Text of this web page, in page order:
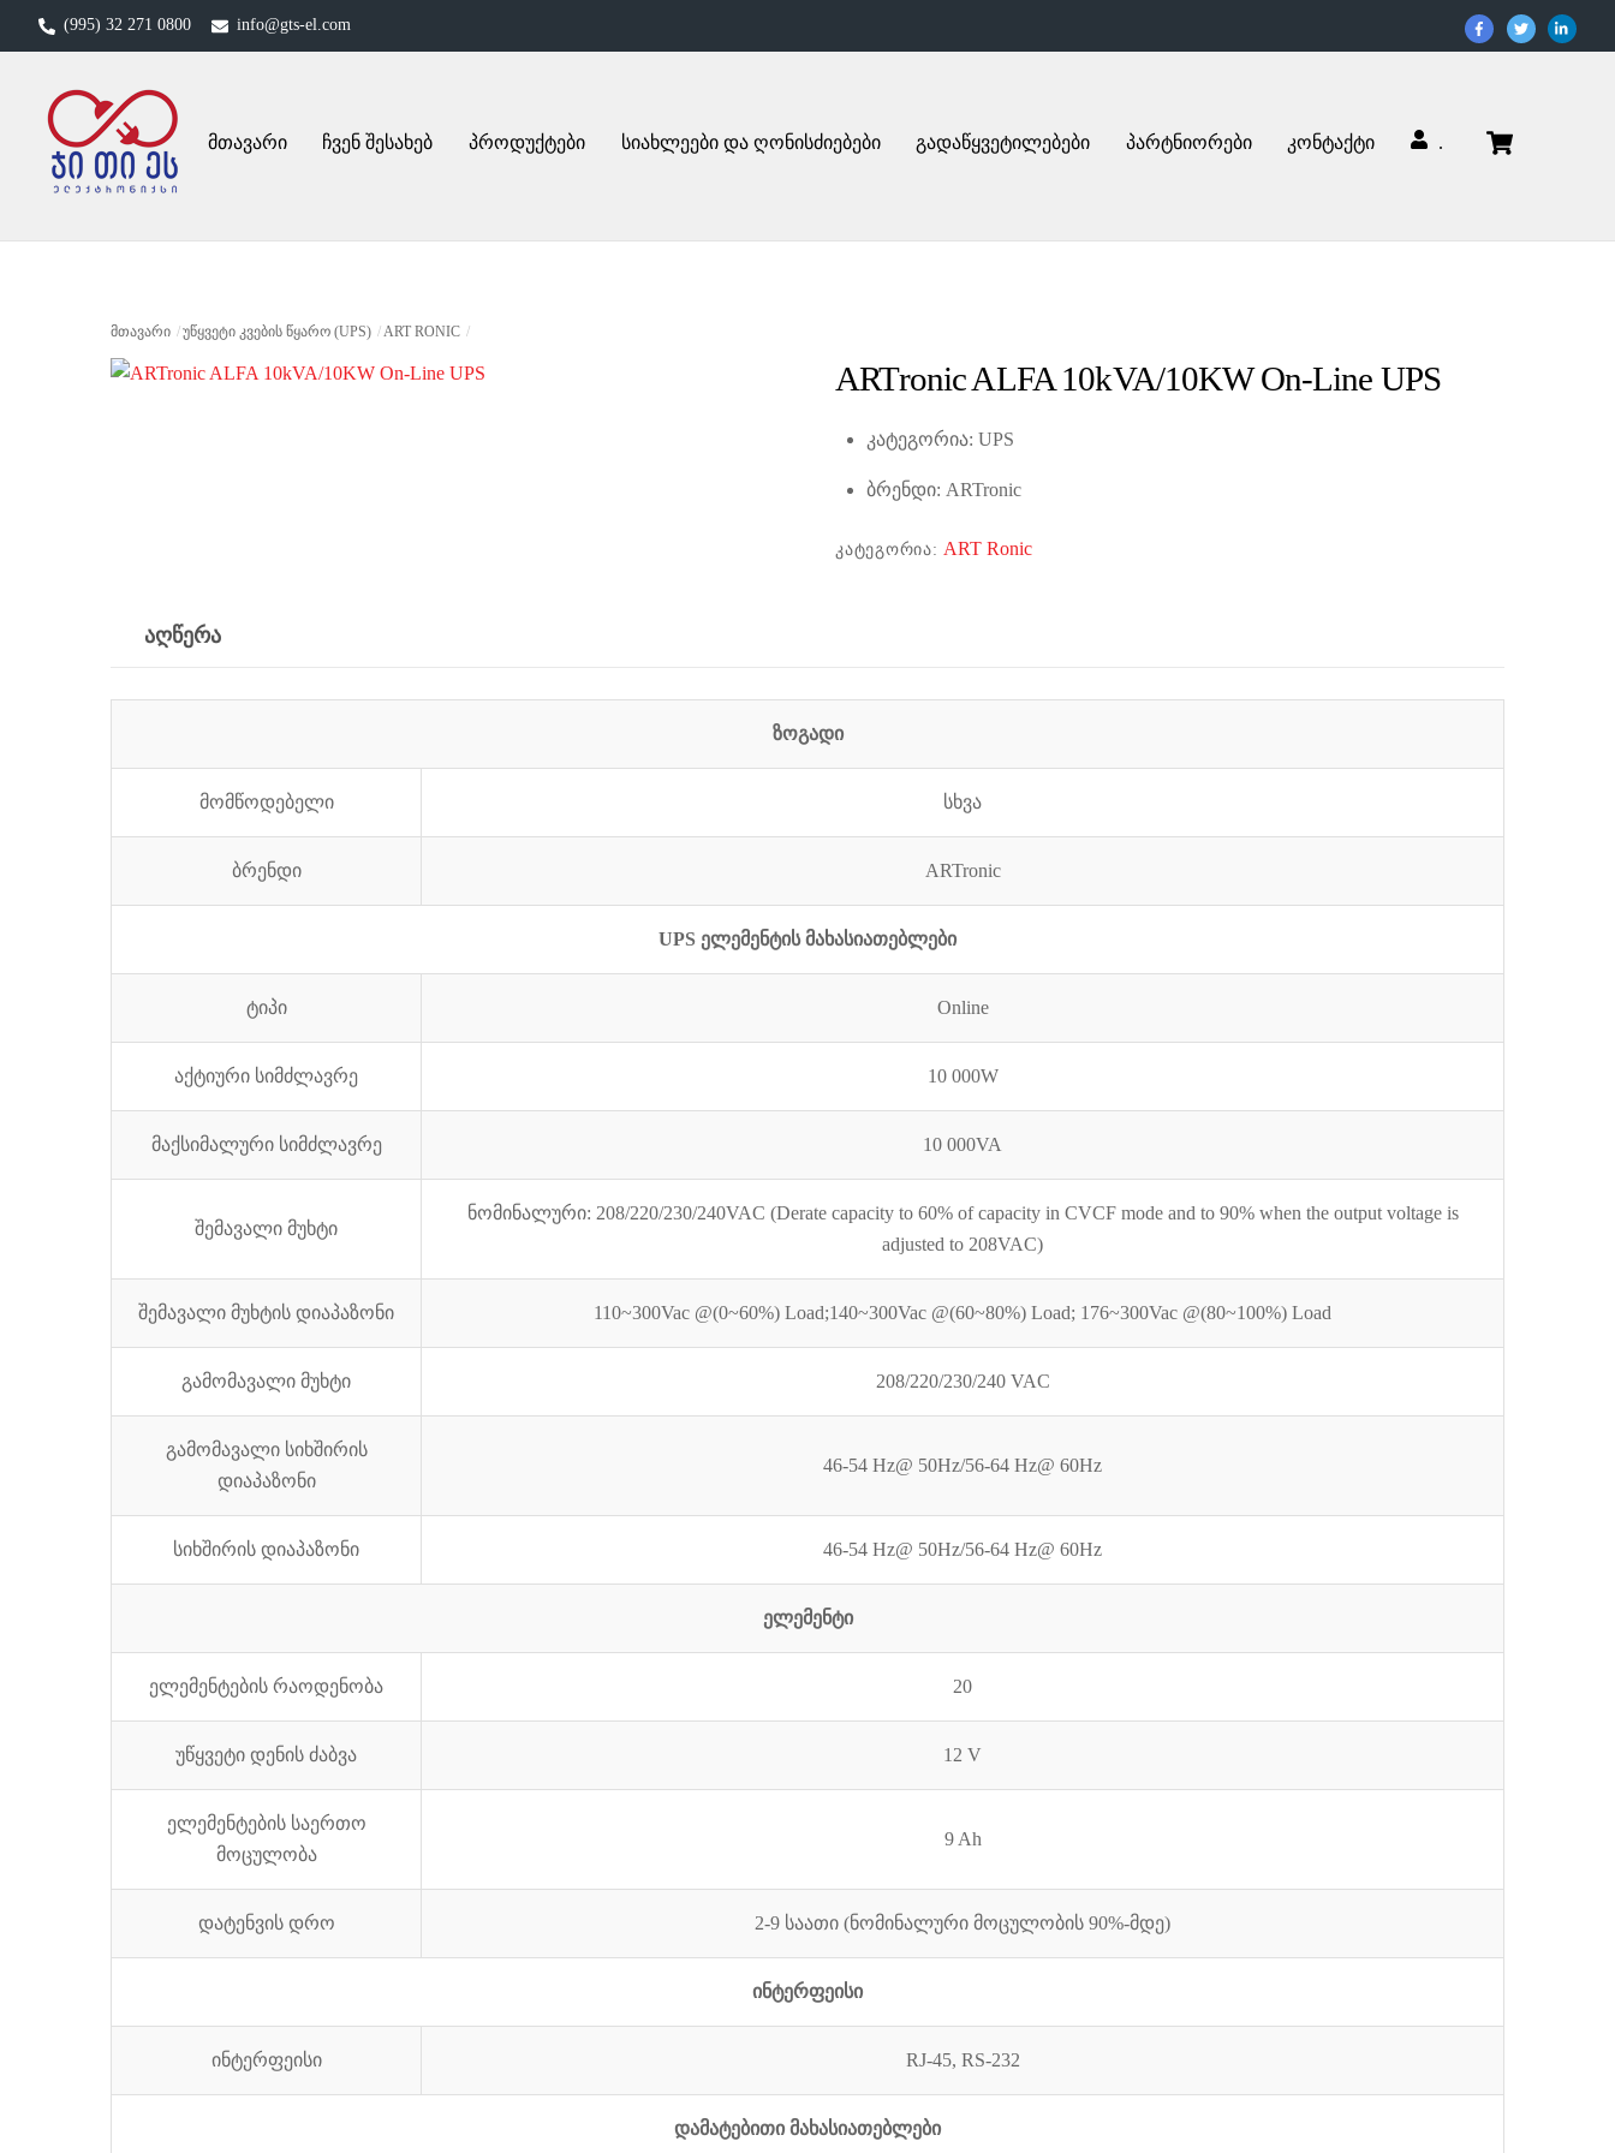
(995) 32 271 0800 info@gts-el.com
მთავარი ჩვენ შესახებ პროდუქტები სიახლეები და ღონისძიებები გადაწყვეტილებები პარტნიორები კონტაქტი .
ᲛᲗᲐᲕᲐᲠᲘ ᲣᲬᲧᲕᲔᲢᲘ ᲙᲕᲔᲑᲘᲡ ᲬᲧᲐᲠᲝ (UPS) ART RONIC
ARTronic ALFA 10kVA/10KW On-Line UPS
კატეგორია: UPS
ბრენდი: ARTronic
ᲙᲐᲢᲔᲒᲝᲠᲘᲐ: ART Ronic
აღწერა
ზოგადი
მომწოდებელი სხვა
ბრენდი ARTronic
UPS ელემენტის მახასიათებლები
ტიპი Online
აქტიური სიმძლავრე 10 000W
მაქსიმალური სიმძლავრე 10 000VA
შემავალი მუხტი
ნომინალური: 208/220/230/240VAC (Derate capacity to 60% of capacity in CVCF mode and to 90% when the output voltage is
adjusted to 208VAC)
შემავალი მუხტის დიაპაზონი 110~300Vac @(0~60%) Load;140~300Vac @(60~80%) Load; 176~300Vac @(80~100%) Load
გამომავალი მუხტი 208/220/230/240 VAC
გამომავალი სიხშირის
დიაპაზონი
46-54 Hz@ 50Hz/56-64 Hz@ 60Hz
სიხშირის დიაპაზონი 46-54 Hz@ 50Hz/56-64 Hz@ 60Hz
ელემენტი
ელემენტების რაოდენობა 20
უწყვეტი დენის ძაბვა 12 V
ელემენტების საერთო
მოცულობა
9 Ah
დატენვის დრო 2-9 საათი (ნომინალური მოცულობის 90%-მდე)
ინტერფეისი
ინტერფეისი RJ-45, RS-232
დამატებითი მახასიათებლები